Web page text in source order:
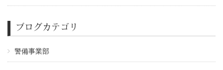
ブログカテゴリ
警備事業部